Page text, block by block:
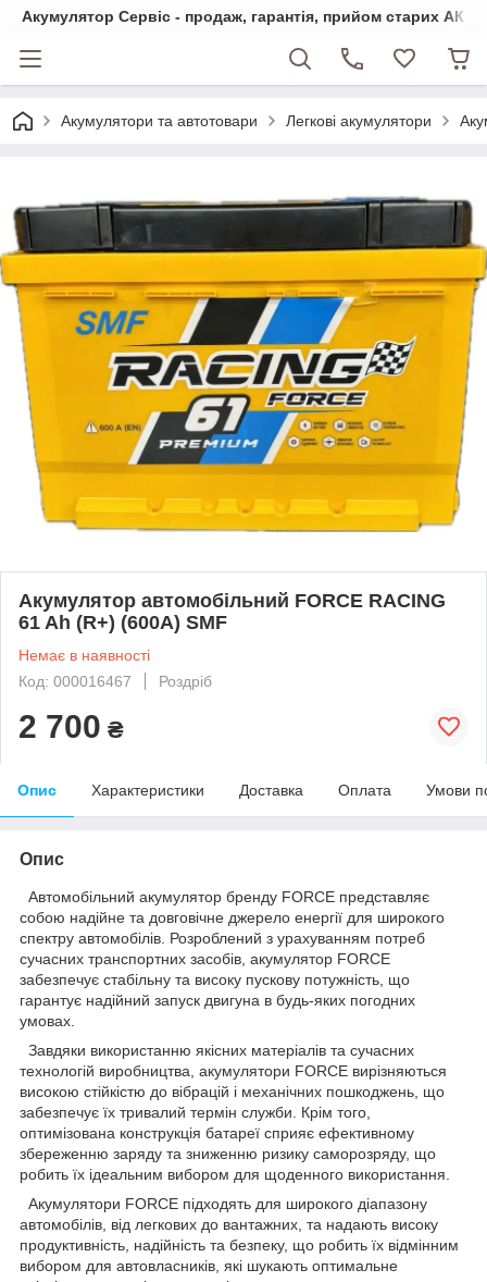
Акумулятор Сервіс - продаж, гарантія, прийом старих АКБ
Акумулятори та автотовари Легкові акумулятори
Акумулятор автомобільний FORCE RACING
61 Ah (R+) (600А) SMF
Немає в наявності
Код: 000016467
Роздріб
2 700 ₴
Опис Характеристики Доставка Оплата Умови
Опис
Автомобільний акумулятор бренду FORCE представляє
собою надійне та довговічне джерело енергії для широкого
спектру автомобілів. Розроблений з урахуванням потреб
сучасних транспортних засобів, акумулятор FORCE
забезпечує стабільну та високу пускову потужність, що
гарантує надійний запуск двигуна в будь-яких погодних
умовах.
Завдяки використанню якісних матеріалів та сучасних
технологій виробництва, акумулятори FORCE вирізняються
високою стійкістю до вібрацій і механічних пошкоджень, що
забезпечує їх тривалий термін служби. Крім того,
оптимізована конструкція батареї сприяє ефективному
збереженню заряду та зниженню ризику саморозряду, що
робить їх ідеальним вибором для щоденного використання.
Акумулятори FORCE підходять для широкого діапазону
автомобілів, від легкових до вантажних, та надають високу
продуктивність, надійність та безпеку, що робить їх відмінним
вибором для автовласників, які шукають оптимальне